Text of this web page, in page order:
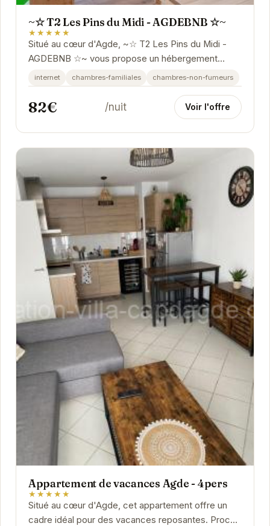
~☆ T2 Les Pins du Midi - AGDEBNB ☆~
★★★★★
Situé au cœur d'Agde, ~☆ T2 Les Pins du Midi -
AGDEBNB ☆~ vous propose un hébergement
confortable et bien équipé. Idéal pour les familles...
internet chambres-familiales chambres-non-fumeurs
82€ /nuit Voir l'offre
Appartement de vacances Agde - 4pers
★★★★★
Situé au cœur d'Agde, cet appartement offre un
cadre idéal pour des vacances reposantes. Proche